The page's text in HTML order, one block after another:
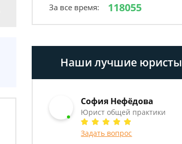
За все время: 118055
Наши лучшие юристы
София Нефёдова
Юрист общей практики
Задать вопрос